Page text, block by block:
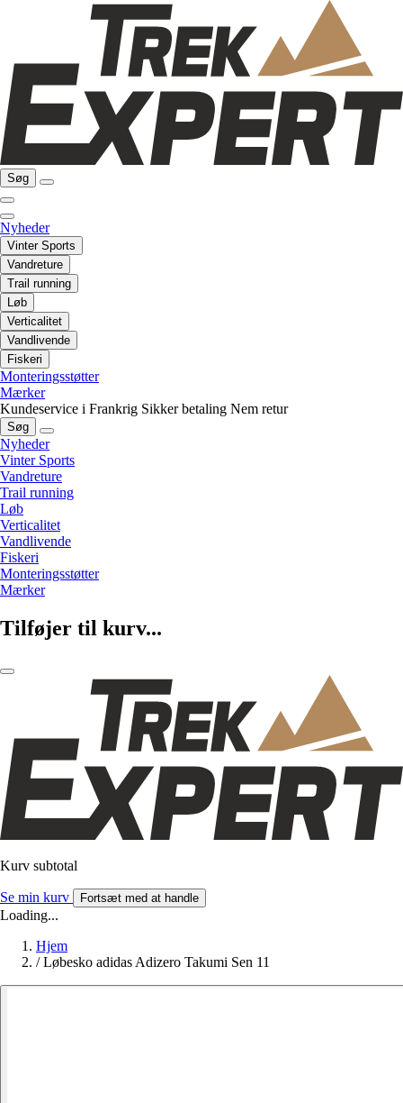
Søg
Nyheder
Vinter Sports
Vandreture
Trail running
Løb
Verticalitet
Vandlivende
Fiskeri
Monteringsstøtter
Mærker
Kundeservice i Frankrig Sikker betaling Nem retur
Søg
Nyheder
Vinter Sports
Vandreture
Trail running
Løb
Verticalitet
Vandlivende
Fiskeri
Monteringsstøtter
Mærker
Tilføjer til kurv...
Kurv subtotal
Se min kurv Fortsæt med at handle
Loading...
Hjem
/ Løbesko adidas Adizero Takumi Sen 11